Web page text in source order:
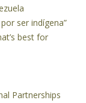
ser indígena”
best for
Partnerships